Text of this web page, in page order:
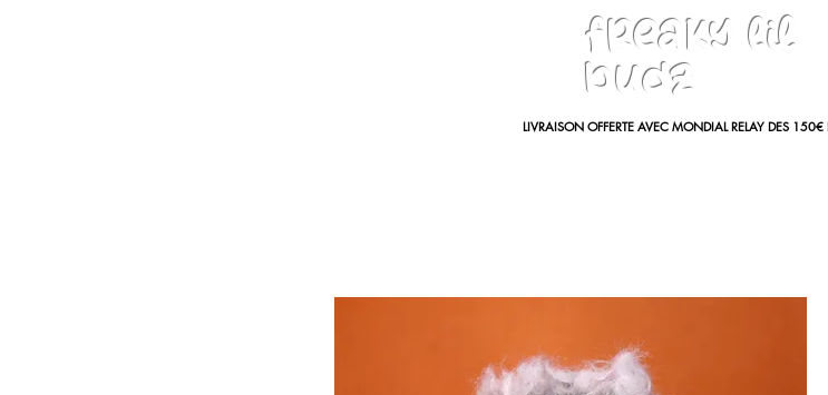
freaky lil
budz
LIVRAISON OFFERTE AVEC MONDIAL RELAY DES